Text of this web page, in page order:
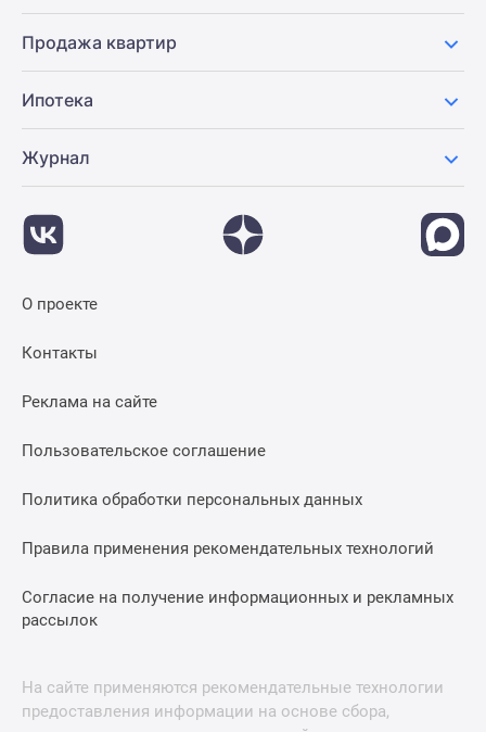
Продажа квартир
Ипотека
Журнал
О проекте
Контакты
Реклама на сайте
Пользовательское соглашение
Политика обработки персональных данных
Правила применения рекомендательных технологий
Согласие на получение информационных и рекламных
рассылок
На сайте применяются рекомендательные технологии
предоставления информации на основе сбора,